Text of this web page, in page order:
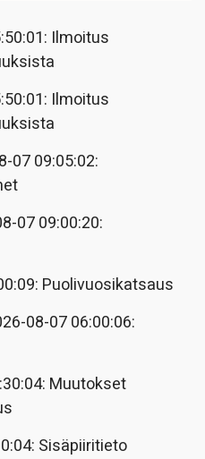
Ilmoitus
Ilmoitus
07 09:05:02:
07 09:00:20:
Puolivuosikatsaus
08-07 06:00:06:
Muutokset
Sisäpiiritieto